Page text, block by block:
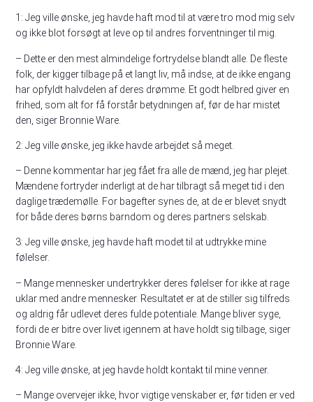
1: Jeg ville ønske, jeg havde haft mod til at være tro mod mig selv
og ikke blot forsøgt at leve op til andres forventninger til mig.
– Dette er den mest almindelige fortrydelse blandt alle. De fleste
folk, der kigger tilbage på et langt liv, må indse, at de ikke engang
har opfyldt halvdelen af deres drømme. Et godt helbred giver en
frihed, som alt for få forstår betydningen af, før de har mistet
den, siger Bronnie Ware.
2: Jeg ville ønske, jeg ikke havde arbejdet så meget.
– Denne kommentar har jeg fået fra alle de mænd, jeg har plejet.
Mændene fortryder inderligt at de har tilbragt så meget tid i den
daglige trædemølle. For bagefter synes de, at de er blevet snydt
for både deres børns barndom og deres partners selskab.
3: Jeg ville ønske, jeg havde haft modet til at udtrykke mine
følelser.
– Mange mennesker undertrykker deres følelser for ikke at rage
uklar med andre mennesker. Resultatet er at de stiller sig tilfreds
og aldrig får udlevet deres fulde potentiale. Mange bliver syge,
fordi de er bitre over livet igennem at have holdt sig tilbage, siger
Bronnie Ware.
4: Jeg ville ønske, at jeg havde holdt kontakt til mine venner.
– Mange overvejer ikke, hvor vigtige venskaber er, før tiden er ved